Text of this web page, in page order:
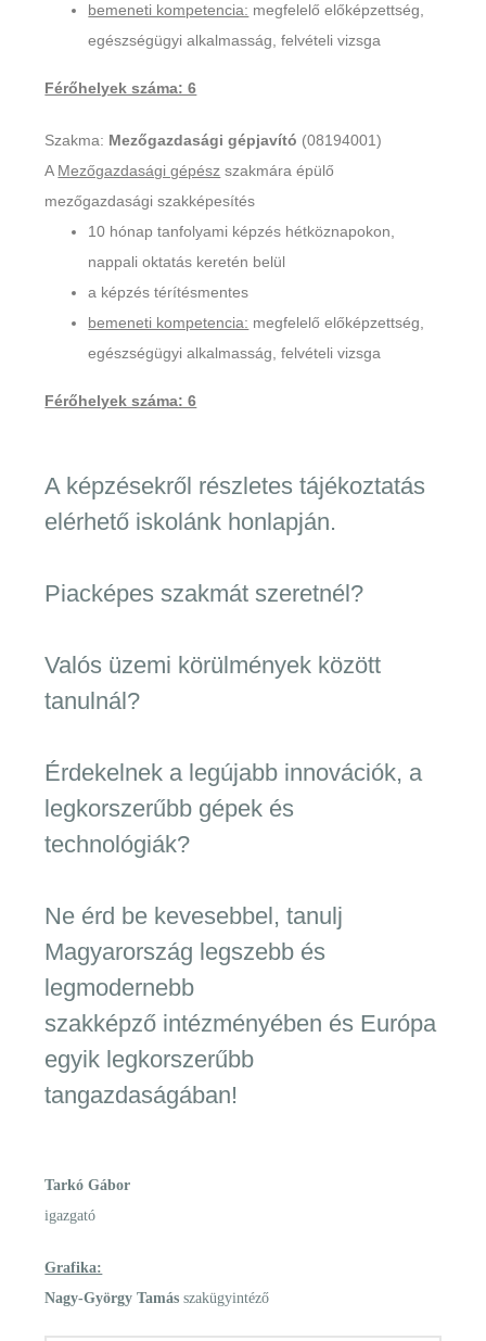
bemeneti kompetencia: megfelelő előképzettség,
egészségügyi alkalmasság, felvételi vizsga
Férőhelyek száma: 6
Szakma: Mezőgazdasági gépjavító (08194001)
A Mezőgazdasági gépész szakmára épülő
mezőgazdasági szakképesítés
10 hónap tanfolyami képzés hétköznapokon,
nappali oktatás keretén belül
a képzés térítésmentes
bemeneti kompetencia: megfelelő előképzettség,
egészségügyi alkalmasság, felvételi vizsga
Férőhelyek száma: 6
A képzésekről részletes tájékoztatás
elérhető iskolánk honlapján.
Piacképes szakmát szeretnél?
Valós üzemi körülmények között
tanulnál?
Érdekelnek a legújabb innovációk, a
legkorszerűbb gépek és
technológiák?
Ne érd be kevesebbel, tanulj
Magyarország legszebb és
legmodernebb
szakképző intézményében és Európa
egyik legkorszerűbb
tangazdaságában!
Tarkó Gábor
igazgató
Grafika:
Nagy-György Tamásszakügyintéző